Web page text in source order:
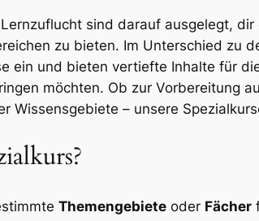
sind darauf ausgelegt,
zu bieten. Im Unterschied zu
ein und bieten vertiefte Inhalte für
möchten. Ob zur Vorbereitung
Wissensgebiete – unsere
Themengebiete oder Fächer